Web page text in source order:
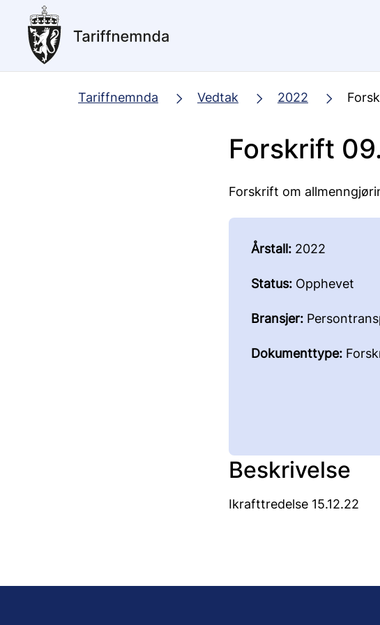
hovedinnhold
Tariffnemnda Vedtak 2022
Forskrift
Forskrift om
Årstall: 2022
Status: Opphevet
Bransjer:
Dokumenttype:
Beskrivelse
Ikrafttredelse 15.12.22